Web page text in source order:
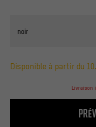
noir
disponible à partir du
Livraison